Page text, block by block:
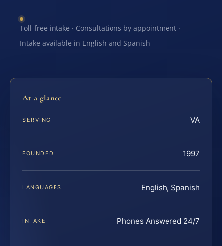
Toll-free intake · Consultations by appointment ·
Intake available in English and Spanish
At a glance
SERVING VA
FOUNDED 1997
LANGUAGES English, Spanish
INTAKE Phones Answered 24/7